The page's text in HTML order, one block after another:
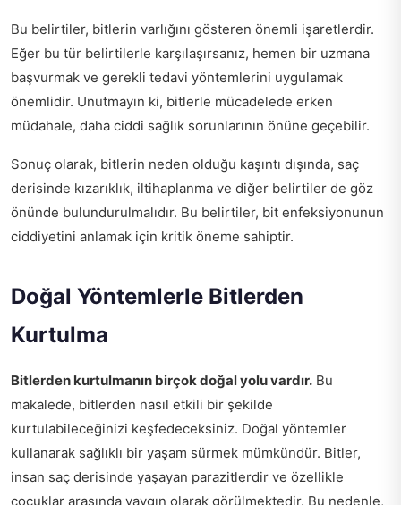
Bu belirtiler, bitlerin varlığını gösteren önemli işaretlerdir.
Eğer bu tür belirtilerle karşılaşırsanız, hemen bir uzmana
başvurmak ve gerekli tedavi yöntemlerini uygulamak
önemlidir. Unutmayın ki, bitlerle mücadelede erken
müdahale, daha ciddi sağlık sorunlarının önüne geçebilir.
Sonuç olarak, bitlerin neden olduğu kaşıntı dışında, saç
derisinde kızarıklık, iltihaplanma ve diğer belirtiler de göz
önünde bulundurulmalıdır. Bu belirtiler, bit enfeksiyonunun
ciddiyetini anlamak için kritik öneme sahiptir.
Doğal Yöntemlerle Bitlerden
Kurtulma
Bitlerden kurtulmanın birçok doğal yolu vardır. Bu
makalede, bitlerden nasıl etkili bir şekilde
kurtulabileceğinizi keşfedeceksiniz. Doğal yöntemler
kullanarak sağlıklı bir yaşam sürmek mümkündür. Bitler,
insan saç derisinde yaşayan parazitlerdir ve özellikle
çocuklar arasında yaygın olarak görülmektedir. Bu nedenle,